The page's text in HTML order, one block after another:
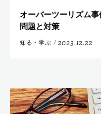
オーバーツーリズム
問題と対策
知る・学ぶ / 2023.12.22